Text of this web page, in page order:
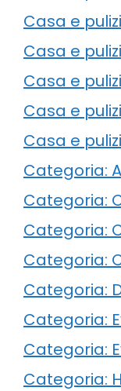
Casa e
Casa e
Casa e
Casa e
Casa e
Categoria:
Categoria:
Categoria:
Categoria:
Categoria:
Categoria:
Categoria:
Categoria: